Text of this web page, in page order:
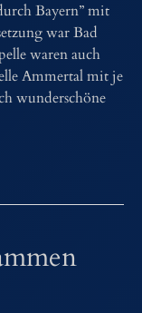
Bayern” mit
war Bad
waren auch
Ammertal mit je
wunderschöne